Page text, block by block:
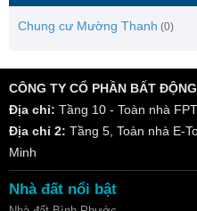
Chung cư Mường Thanh (0)
CÔNG TY CỔ PHẦN BẤT
Địa chỉ: Tầng 10 - Toàn nhà
Địa chỉ 2: Tầng 5, Toàn nhà E-
Minh
Nhà đất nổi bật